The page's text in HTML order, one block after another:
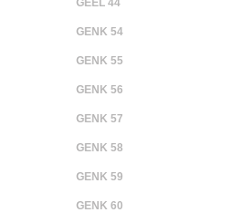
GEEL 44
GENK 54
GENK 55
GENK 56
GENK 57
GENK 58
GENK 59
GENK 60